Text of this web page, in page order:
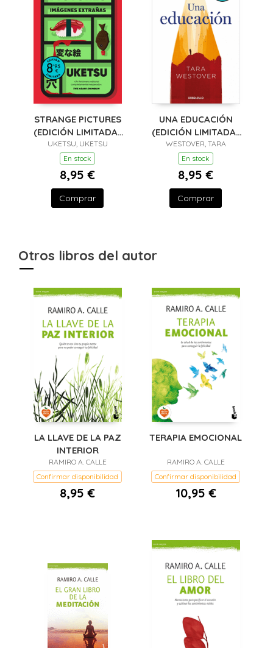
STRANGE PICTURES
(EDICIÓN LIMITADA ·
VERANO)
UKETSU, UKETSU
En stock
8,95 €
Comprar
UNA EDUCACIÓN
(EDICIÓN LIMITADA ·
VERANO)
WESTOVER, TARA
En stock
8,95 €
Comprar
Otros libros del autor
LA LLAVE DE LA PAZ
INTERIOR
RAMIRO A. CALLE
Confirmar disponibilidad
8,95 €
TERAPIA EMOCIONAL
RAMIRO A. CALLE
Confirmar disponibilidad
10,95 €